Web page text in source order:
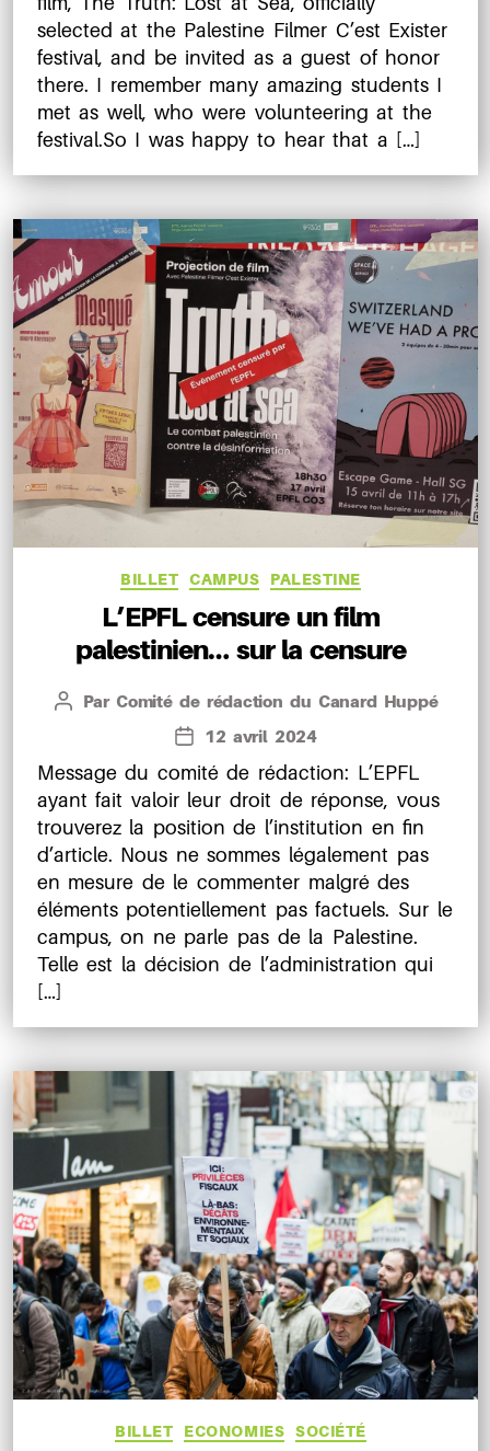
selected at the Palestine Filmer C’est Exister
festival, and be invited as a guest of honor
there. I remember many amazing students I
met as well, who were volunteering at the
festival.So I was happy to hear that a […]
Catégories
BILLET CAMPUS PALESTINE
L’EPFL censure un film
palestinien… sur la censure
Auteur
Par Comité de rédaction du Canard Huppé
Date
l’article
12 avril 2024
Message du comité de rédaction: L’EPFL
ayant fait valoir leur droit de réponse, vous
trouverez la position de l’institution en fin
d’article. Nous ne sommes légalement pas
en mesure de le commenter malgré des
éléments potentiellement pas factuels. Sur le
campus, on ne parle pas de la Palestine.
Telle est la décision de l’administration qui
[…]
Catégories
BILLET ECONOMIES SOCIÉTÉ